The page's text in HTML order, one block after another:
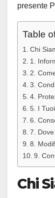
presente
Table
Chi
1.
2.
3.
4.
5. I
6.
7.
8.
9.
Chi